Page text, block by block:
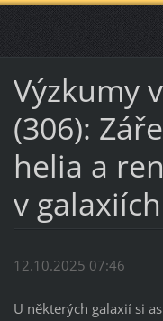
Výzkumy
(306):
helia a
v galaxiích
12.10.2025 07:46
U některých galaxií si